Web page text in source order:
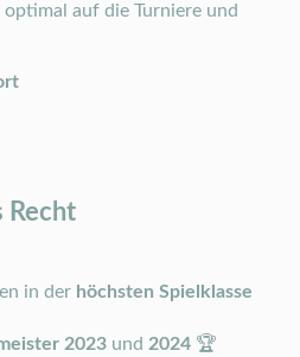
auf die Turniere und
Recht
in der höchsten Spielklasse
2023 und 2024 🏆